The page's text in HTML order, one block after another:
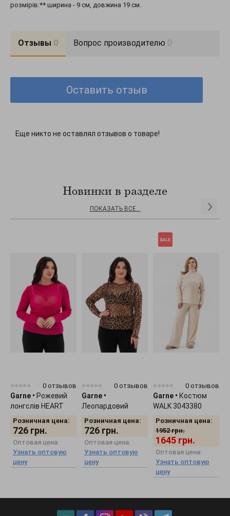
розмірів:** ширина - 9 см, довжина 19 см.
Отзывы 0 Вопрос производителю 0
Оставить отзыв
Еще никто не оставлял отзывов о товаре!
Новинки в разделе
ПОКАЗАТЬ ВСЕ...
0 отзывов
Garne • Рожевий
лонгслів HEART
3043373
Розничная цена:
726 грн.
Оптовая цена:
Узнать оптовую
цену
0 отзывов
Garne •
Леопардовий
лонгслів HEART
3043374
Розничная цена:
726 грн.
Оптовая цена:
Узнать оптовую
цену
0 отзывов
Garne • Костюм
WALK 3043380
Розничная цена:
1952 грн.
1645 грн.
Оптовая цена:
Узнать оптовую
цену